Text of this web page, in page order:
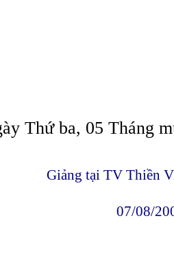
Thứ ba, 05 Tháng
Giảng tại TV Thiền
07/08/